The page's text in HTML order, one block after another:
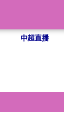
中超直播